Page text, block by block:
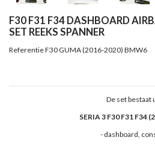
F30 F31 F34 DASHBOARD
SET REEKS SPANNER
ReferentieF30 GUMA (2016-2020) BMW6
De set bestaat
SERIA 3 F30 F31 F34
- dashboard,